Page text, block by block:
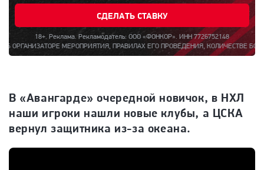
СДЕЛАТЬ СТАВКУ
18+. Реклама. Рекламодатель: ООО «ФОНКОР». ИНН 7726752148
МЕРОПРИЯТИЯ, ПРАВИЛАХ ЕГО ПРОВЕДЕНИЯ, КОЛИЧЕСТВЕ
В «Авангарде» очередной новичок, в НХЛ
наши игроки нашли новые клубы, а ЦСКА
вернул защитника из-за океана.